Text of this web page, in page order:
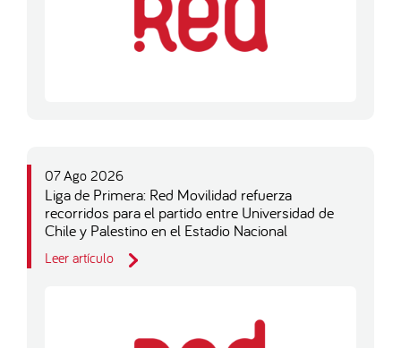
07 Ago 2026
Liga de Primera: Red Movilidad refuerza
recorridos para el partido entre Universidad de
Chile y Palestino en el Estadio Nacional
Leer artículo